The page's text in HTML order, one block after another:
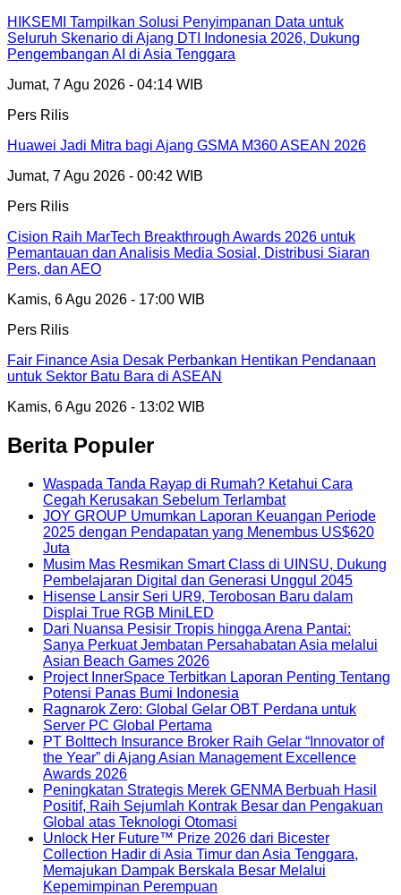
HIKSEMI Tampilkan Solusi Penyimpanan Data untuk
Seluruh Skenario di Ajang DTI Indonesia 2026, Dukung
Pengembangan AI di Asia Tenggara
Jumat, 7 Agu 2026 - 04:14 WIB
Pers Rilis
Huawei Jadi Mitra bagi Ajang GSMA M360 ASEAN 2026
Jumat, 7 Agu 2026 - 00:42 WIB
Pers Rilis
Cision Raih MarTech Breakthrough Awards 2026 untuk
Pemantauan dan Analisis Media Sosial, Distribusi Siaran
Pers, dan AEO
Kamis, 6 Agu 2026 - 17:00 WIB
Pers Rilis
Fair Finance Asia Desak Perbankan Hentikan Pendanaan
untuk Sektor Batu Bara di ASEAN
Kamis, 6 Agu 2026 - 13:02 WIB
Berita Populer
Waspada Tanda Rayap di Rumah? Ketahui Cara
Cegah Kerusakan Sebelum Terlambat
JOY GROUP Umumkan Laporan Keuangan Periode
2025 dengan Pendapatan yang Menembus US$620
Juta
Musim Mas Resmikan Smart Class di UINSU, Dukung
Pembelajaran Digital dan Generasi Unggul 2045
Hisense Lansir Seri UR9, Terobosan Baru dalam
Displai True RGB MiniLED
Dari Nuansa Pesisir Tropis hingga Arena Pantai:
Sanya Perkuat Jembatan Persahabatan Asia melalui
Asian Beach Games 2026
Project InnerSpace Terbitkan Laporan Penting Tentang
Potensi Panas Bumi Indonesia
Ragnarok Zero: Global Gelar OBT Perdana untuk
Server PC Global Pertama
PT Bolttech Insurance Broker Raih Gelar “Innovator of
the Year” di Ajang Asian Management Excellence
Awards 2026
Peningkatan Strategis Merek GENMA Berbuah Hasil
Positif, Raih Sejumlah Kontrak Besar dan Pengakuan
Global atas Teknologi Otomasi
Unlock Her Future™ Prize 2026 dari Bicester
Collection Hadir di Asia Timur dan Asia Tenggara,
Memajukan Dampak Berskala Besar Melalui
Kepemimpinan Perempuan